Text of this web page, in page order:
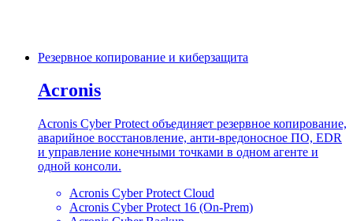
Резервное копирование и киберзащита
Acronis
Acronis Cyber Protect объединяет резервное копирование,
аварийное восстановление, анти-вредоносное ПО, EDR
и управление конечными точками в одном агенте и
одной консоли.
Acronis Cyber Protect Cloud
Acronis Cyber Protect 16 (On-Prem)